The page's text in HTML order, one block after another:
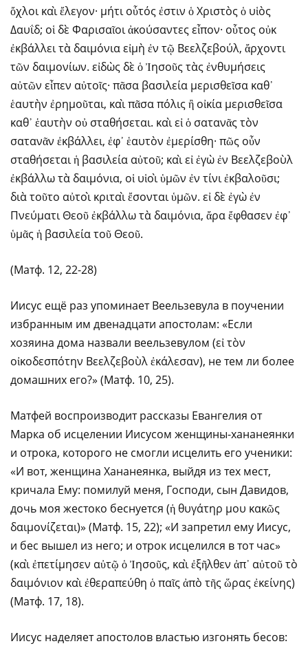
ὄχλοι καὶ ἔλεγον· μήτι οὗτός ἐστιν ὁ Χριστὸς ὁ υἱὸς
Δαυΐδ; οἱ δὲ Φαρισαῖοι ἀκούσαντες εἶπον· οὗτος οὐκ
ἐκβάλλει τὰ δαιμόνια εἰμὴ ἐν τῷ Βεελζεβούλ, ἄρχοντι
τῶν δαιμονίων. εἰδὼς δὲ ὁ Ἰησοῦς τὰς ἐνθυμήσεις
αὐτῶν εἶπεν αὐτοῖς· πᾶσα βασιλεία μερισθεῖσα καθ᾿
ἑαυτὴν ἐρημοῦται, καὶ πᾶσα πόλις ἢ οἰκία μερισθεῖσα
καθ᾿ ἑαυτὴν οὐ σταθήσεται. καὶ εἰ ὁ σατανᾶς τὸν
σατανᾶν ἐκβάλλει, ἐφ᾿ ἑαυτὸν ἐμερίσθη· πῶς οὖν
σταθήσεται ἡ βασιλεία αὐτοῦ; καὶ εἰ ἐγὼ ἐν Βεελζεβοὺλ
ἐκβάλλω τὰ δαιμόνια, οἱ υἱοὶ ὑμῶν ἐν τίνι ἐκβαλοῦσι;
διὰ τοῦτο αὐτοὶ κριταὶ ἔσονται ὑμῶν. εἰ δὲ ἐγὼ ἐν
Πνεύματι Θεοῦ ἐκβάλλω τὰ δαιμόνια, ἄρα ἔφθασεν ἐφ᾿
ὑμᾶς ἡ βασιλεία τοῦ Θεοῦ.
(Матф. 12, 22-28)
Иисус ещё раз упоминает Веельзевула в поучении
избранным им двенадцати апостолам: «Если
хозяина дома назвали веельзевулом (εἰ τὸν
οἰκοδεσπότην Βεελζεβοὺλ ἐκάλεσαν), не тем ли более
домашних его?» (Матф. 10, 25).
Матфей воспроизводит рассказы Евангелия от
Марка об исцелении Иисусом женщины-хананеянки
и отрока, которого не смогли исцелить его ученики:
«И вот, женщина Хананеянка, выйдя из тех мест,
кричала Ему: помилуй меня, Господи, сын Давидов,
дочь моя жестоко беснуется (ἡ θυγάτηρ μου κακῶς
δαιμονίζεται)» (Матф. 15, 22); «И запретил ему Иисус,
и бес вышел из него; и отрок исцелился в тот час»
(καὶ ἐπετίμησεν αὐτῷ ὁ Ἰησοῦς, καὶ ἐξῆλθεν ἀπ᾿ αὐτοῦ τὸ
δαιμόνιον καὶ ἐθεραπεύθη ὁ παῖς ἀπὸ τῆς ὥρας ἐκείνης)
(Матф. 17, 18).
Иисус наделяет апостолов властью изгонять бесов: